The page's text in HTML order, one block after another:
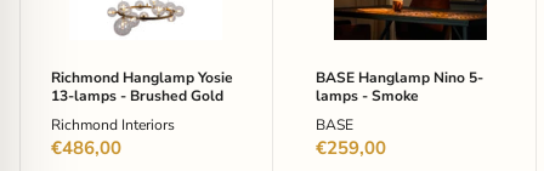
Brushed
Richmond Hanglamp Yosie
13-lamps - Brushed Gold
Richmond Interiors
€486,00
Smoke
BASE Hanglamp Nino 5-
lamps - Smoke
BASE
€259,00